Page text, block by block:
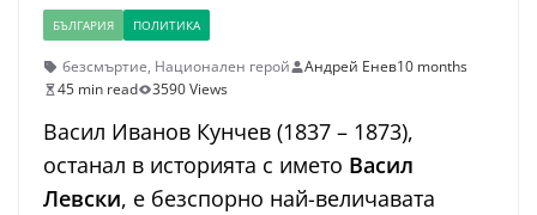
БЪЛГАРИЯ ПОЛИТИКА
безсмъртие, Национален герой Андрей Енев10 months
45 min read
3590 Views
Васил Иванов Кунчев (1837 – 1873),
останал в историята с името Васил
Левски, е безспорно най-величавата